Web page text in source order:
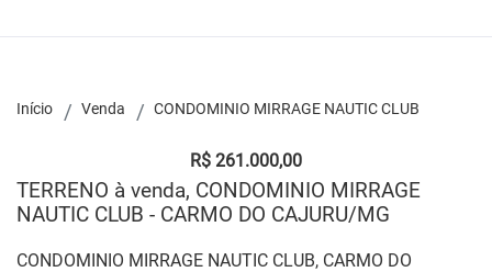
Início Venda CONDOMINIO MIRRAGE NAUTIC CLUB
R$ 261.000,00
TERRENO à venda, CONDOMINIO MIRRAGE
NAUTIC CLUB - CARMO DO CAJURU/MG
CONDOMINIO MIRRAGE NAUTIC CLUB, CARMO DO